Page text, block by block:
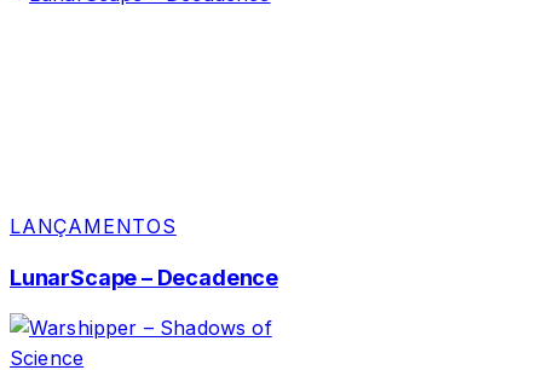
LANÇAMENTOS
LunarScape – Decadence